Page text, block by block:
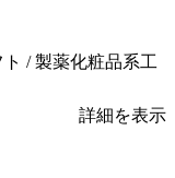
/ 製薬化粧品系工
詳細を表示